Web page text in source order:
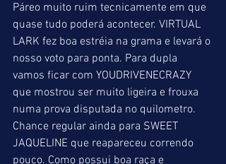
Páreo muito ruim tecnicamente em que
quase tudo poderá acontecer. VIRTUAL
LARK fez boa estréia na grama e levará o
nosso voto para ponta. Para dupla
vamos ficar com YOUDRIVENECRAZY
que mostrou ser muito ligeira e frouxa
numa prova disputada no quilometro.
Chance regular ainda para SWEET
JAQUELINE que reapareceu correndo
pouco. Como possui boa raça e